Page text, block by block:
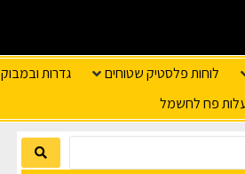
לוחות פלסטיק שטוחים גדרות ובמבוק
פח לחשמל